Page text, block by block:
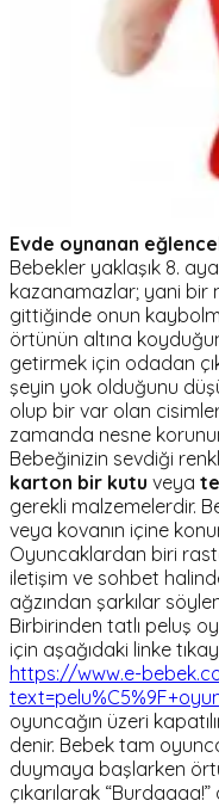
Evde oynanan
Bebekler yaklaşık 8.
kazanamazlar; yani bir
gittiğinde onun
örtünün altına
getirmek için odadan
şeyin yok olduğunu
olup bir var olan
zamanda nesne
Bebeğinizin sevdiği
karton bir kutu veya
gerekli malzemelerdir.
veya kovanın içine
Oyuncaklardan biri
iletişim ve sohbet
ağzından şarkılar
Birbirinden tatlı peluş
için aşağıdaki linke
https://www.e-
oyuncağın üzeri
denir. Bebek tam
duymaya başlarken
çıkarılarak “Burdaaaa!”